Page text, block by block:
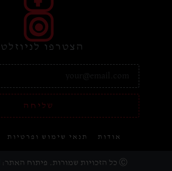
הצטרפו
שליחה
אודות תנאי שימוש ופרטיות
Ⓒ כל הזכויות שמורות. פיתוח האתר: